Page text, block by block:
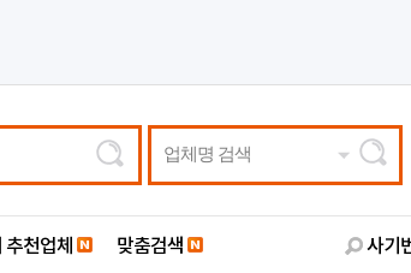
업체명 검색
천업체 맞춤검색 사기